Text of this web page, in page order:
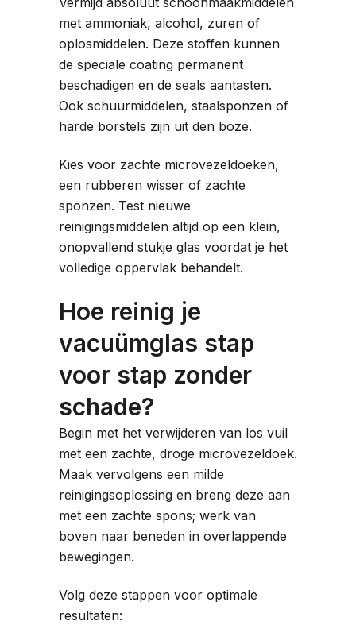
met ammoniak, alcohol, zuren of
oplosmiddelen. Deze stoffen kunnen
de speciale coating permanent
beschadigen en de seals aantasten.
Ook schuurmiddelen, staalsponzen of
harde borstels zijn uit den boze.
Kies voor zachte microvezeldoeken,
een rubberen wisser of zachte
sponzen. Test nieuwe
reinigingsmiddelen altijd op een klein,
onopvallend stukje glas voordat je het
volledige oppervlak behandelt.
Hoe reinig je
vacuümglas stap
voor stap zonder
schade?
Begin met het verwijderen van los vuil
met een zachte, droge microvezeldoek.
Maak vervolgens een milde
reinigingsoplossing en breng deze aan
met een zachte spons; werk van
boven naar beneden in overlappende
bewegingen.
Volg deze stappen voor optimale
resultaten: